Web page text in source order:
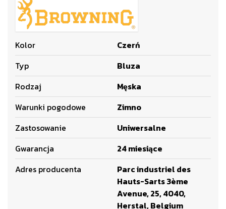
Kolor
Czerń
Typ
Bluza
Rodzaj
Męska
Warunki pogodowe
Zimno
Zastosowanie
Uniwersalne
Gwarancja
24 miesiące
Adres producenta
Parc industriel des
Hauts-Sarts 3ème
Avenue, 25, 4040,
Herstal, Belgium